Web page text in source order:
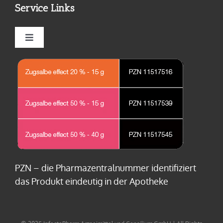
Wirkstoff
FAQ
Nagelbettentzündung
Karbunkel
Haarbalgentzündung
Furunkel
Service Links
Toggle
Kontakt
Datenschutz
Nebenwirkungs-Meldung
PZN – die Pharmazentralnummer identifiziert
das Produkt eindeutig in der Apotheke